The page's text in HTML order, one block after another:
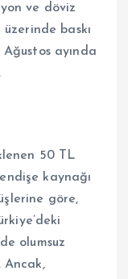
ve döviz
baskı
ayında
50 TL
kaynağı
göre,
olumsuz